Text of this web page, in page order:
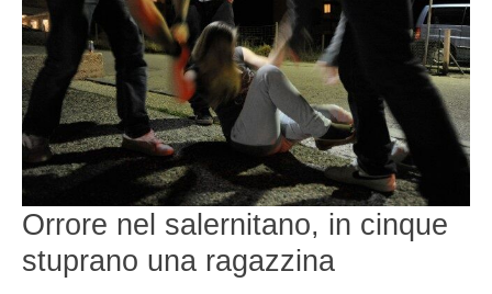
Orrore nel salernitano, in cinque
stuprano una ragazzina
salernitano,
in
cinque
stuprano
una
ragazzina